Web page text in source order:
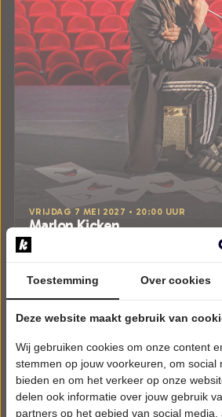
VRIJDAG 7 MEI 2027 • 20:00 UUR
Marlon Kicken
Meer info
Toestemming Over cookies
Deze website maakt gebruik van
Wij gebruiken cookies om onze content
stemmen op jouw voorkeuren, om social
bieden en om het verkeer op onze
delen ook informatie over jouw gebruik
partners op het gebied van social media,